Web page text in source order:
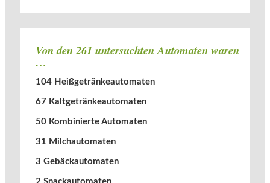
Von den 261 untersuchten Automaten waren
…
104 Heißgetränkeautomaten
67 Kaltgetränkeautomaten
50 Kombinierte Automaten
31 Milchautomaten
3 Gebäckautomaten